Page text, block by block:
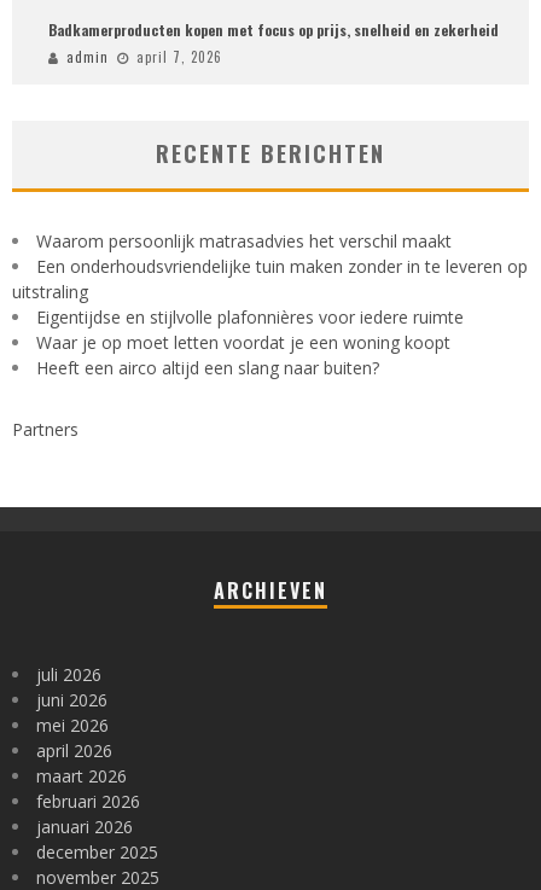
Badkamerproducten kopen met focus op prijs, snelheid en zekerheid
admin april 7, 2026
RECENTE BERICHTEN
Waarom persoonlijk matrasadvies het verschil maakt
Een onderhoudsvriendelijke tuin maken zonder in te leveren op
uitstraling
Eigentijdse en stijlvolle plafonnières voor iedere ruimte
Waar je op moet letten voordat je een woning koopt
Heeft een airco altijd een slang naar buiten?
Partners
ARCHIEVEN
juli 2026
juni 2026
mei 2026
april 2026
maart 2026
februari 2026
januari 2026
december 2025
november 2025